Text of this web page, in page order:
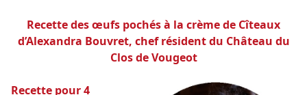
Recette des œufs pochés à la crème de Cîteaux
d’Alexandra Bouvret, chef résident du Château du
Clos de Vougeot
Recette pour 4